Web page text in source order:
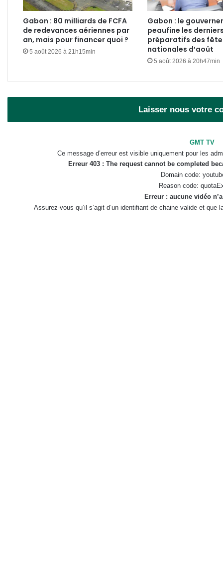
Gabon : 80 milliards de FCFA
de redevances aériennes par
an, mais pour financer quoi ?
5 août 2026 à 21h15min
Gabon : le
peaufine les
préparatifs des
nationales d’août
5 août 2026 à 20h47min
Laisser nous votre
GMT TV
Ce message d’erreur est visible uniquement pour les
Erreur 403 : The request cannot be completed
Domain code:
Reason code:
Erreur : aucune vidéo
Assurez-vous qu’il s’agit d’un identifiant de chaine valide et